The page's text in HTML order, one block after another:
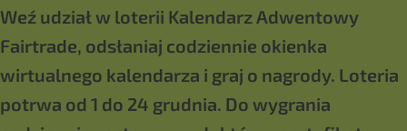
Weź udział w loterii Kalendarz Adwentowy
Fairtrade, odsłaniaj codziennie okienka
wirtualnego kalendarza i graj o nagrody. Loteria
potrwa od 1 do 24 grudnia. Do wygrania